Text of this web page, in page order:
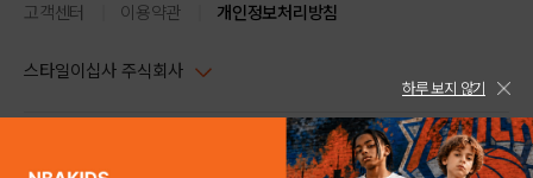
고객센터 이용약관 개인정보처리방침
스타일이십사 주식회사
주소 : 서울시 강남구 논현로 633, 6층 (논현동, 한세엠케이빌딩)
하루 보지 않기